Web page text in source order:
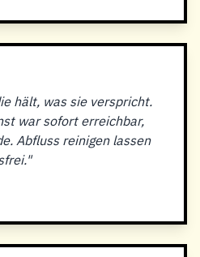
hält, was sie verspricht.
war sofort erreichbar,
Abfluss reinigen lassen